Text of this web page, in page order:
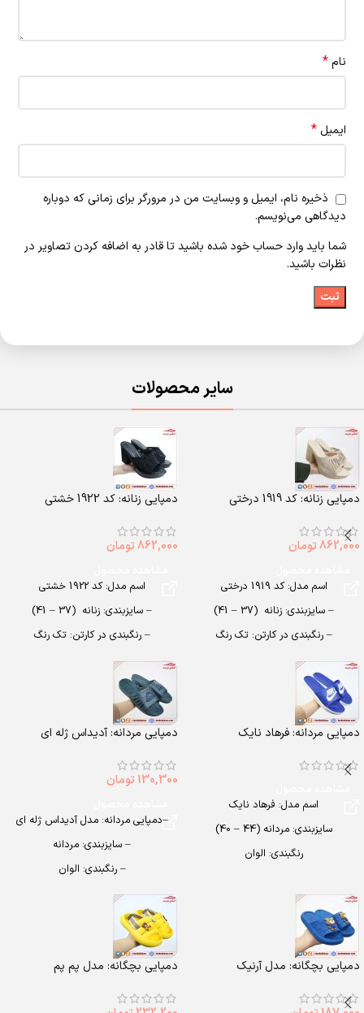
نام*
ایمیل *
ذخیره نام، ایمیل و وبسایت من در مرورگر برای زمانی که دوباره
دیدگاهی می‌نویسم.
شما باید وارد حساب خود شده باشید تا قادر به اضافه کردن تصاویر در
نظرات باشید.
سایر محصولات
دمپایی زنانه: کد 1919 درختی
862,000تومان
اسم مدل: کد 1919 درختی
– سایزبندی: زنانه (37 – 41)
– رنگبندی در کارتن: تک رنگ
– تعداد در کارتن: 10 جفت
– جنس زیره: PU
دمپایی زنانه: کد 1922 خشتی
862,000تومان
اسم مدل: کد 1922 خشتی
– سایزبندی: زنانه (37 – 41)
– رنگبندی در کارتن: تک رنگ
– تعداد در کارتن: 10 جفت
– جنس زیره: PU
دمپایی مردانه: فرهاد نایک
اسم مدل: فرهاد نایک
سایزبندی: مردانه (44 – 40)
رنگبندی: الوان
جنس: Airblowing
دمپایی مردانه: آدیداس ژله ای
130,300 تومان
–دمپایی مردانه: مدل آدیداس ژله ای
– سایزبندی: مردانه
– رنگبندی: الوان
– تعداد در کارتن: 24 جفت
– جنس: Airblowing
– قیمت مواد درجه دو: 47/500
دمپایی بچگانه: مدل آرنیک دمپایی بچگانه: مدل پم پم